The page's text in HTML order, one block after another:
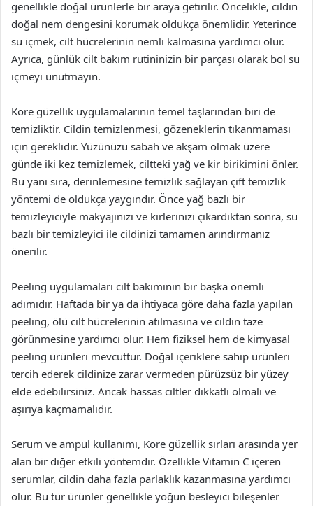
genellikle doğal ürünlerle bir araya getirilir. Öncelikle, cildin
doğal nem dengesini korumak oldukça önemlidir. Yeterince
su içmek, cilt hücrelerinin nemli kalmasına yardımcı olur.
Ayrıca, günlük cilt bakım rutininizin bir parçası olarak bol su
içmeyi unutmayın.
Kore güzellik uygulamalarının temel taşlarından biri de
temizliktir. Cildin temizlenmesi, gözeneklerin tıkanmaması
için gereklidir. Yüzünüzü sabah ve akşam olmak üzere
günde iki kez temizlemek, ciltteki yağ ve kir birikimini önler.
Bu yanı sıra, derinlemesine temizlik sağlayan çift temizlik
yöntemi de oldukça yaygındır. Önce yağ bazlı bir
temizleyiciyle makyajınızı ve kirlerinizi çıkardıktan sonra, su
bazlı bir temizleyici ile cildinizi tamamen arındırmanız
önerilir.
Peeling uygulamaları cilt bakımının bir başka önemli
adımıdır. Haftada bir ya da ihtiyaca göre daha fazla yapılan
peeling, ölü cilt hücrelerinin atılmasına ve cildin taze
görünmesine yardımcı olur. Hem fiziksel hem de kimyasal
peeling ürünleri mevcuttur. Doğal içeriklere sahip ürünleri
tercih ederek cildinize zarar vermeden pürüzsüz bir yüzey
elde edebilirsiniz. Ancak hassas ciltler dikkatli olmalı ve
aşırıya kaçmamalıdır.
Serum ve ampul kullanımı, Kore güzellik sırları arasında yer
alan bir diğer etkili yöntemdir. Özellikle Vitamin C içeren
serumlar, cildin daha fazla parlaklık kazanmasına yardımcı
olur. Bu tür ürünler genellikle yoğun besleyici bileşenler